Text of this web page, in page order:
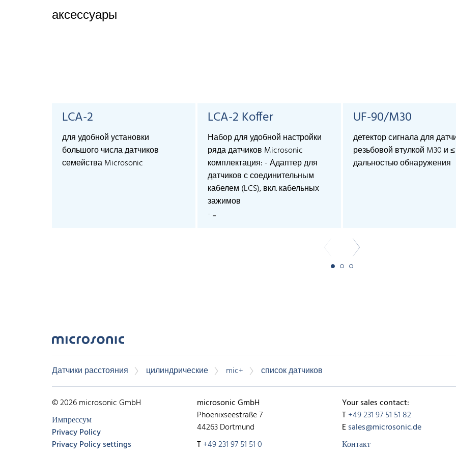
аксессуары
LCA-2
для удобной установки
большого числа датчиков
семейства Microsonic
LCA-2 Koffer
Набор для удобной настройки
ряда датчиков Microsonic
комплектация: - Адаптер для
датчиков с соединительным
кабелем (LCS), вкл. кабельных
зажимов
- ...
UF-90/M30
детектор сигнала для
резьбовой втулкой M30 и ≤
дальностью обнаружения
Датчики расстояния цилиндрические mic+ список датчиков
© 2026 microsonic GmbH
Импрессум
Privacy Policy
Privacy Policy settings
microsonic GmbH
Phoenixseestraße 7
44263 Dortmund
T+49 231 97 51 51 0
Your sales contact:
T+49 231 97 51 51 82
Esales@microsonic.de
Контакт